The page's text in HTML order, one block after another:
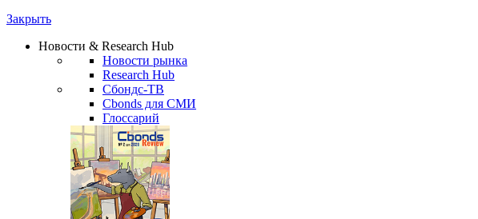
Закрыть
Новости & Research Hub
Новости рынка
Research Hub
Сбондс-ТВ
Cbonds для СМИ
Глоссарий